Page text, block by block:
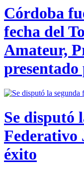
Córdoba
fecha del
Amateur,
presentado
Se disputó
Federativo
éxito